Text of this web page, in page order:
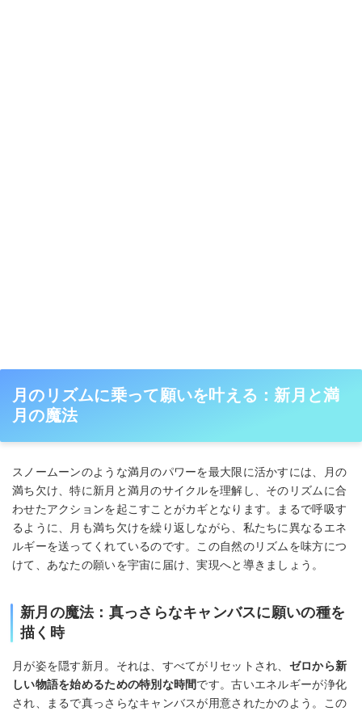
月のリズムに乗って願いを叶える：新月と満
月の魔法
スノームーンのような満月のパワーを最大限に活かすには、月の
満ち欠け、特に新月と満月のサイクルを理解し、そのリズムに合
わせたアクションを起こすことがカギとなります。まるで呼吸す
るように、月も満ち欠けを繰り返しながら、私たちに異なるエネ
ルギーを送ってくれているのです。この自然のリズムを味方につ
けて、あなたの願いを宇宙に届け、実現へと導きましょう。
新月の魔法：真っさらなキャンバスに願いの種を
描く時
月が姿を隠す新月。それは、すべてがリセットされ、 ゼロから新
しい物語を始めるための特別な時間です。古いエネルギーが浄化
され、まるで真っさらなキャンバスが用意されたかのよう。この